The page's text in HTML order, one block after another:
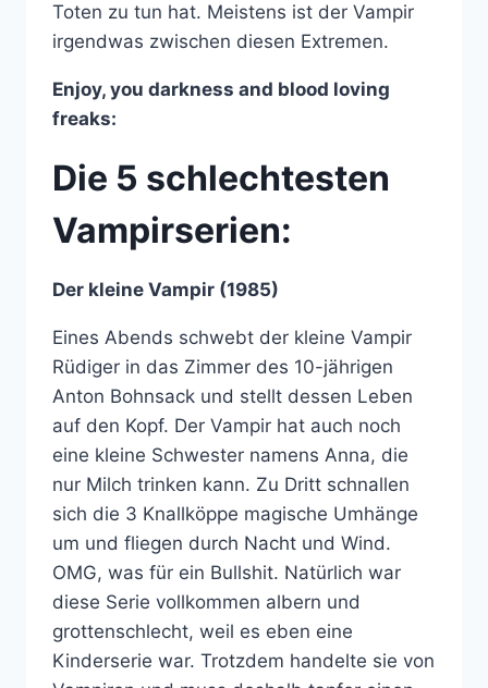
Toten zu tun hat. Meistens ist der Vampir
irgendwas zwischen diesen Extremen.
Enjoy, you darkness and blood loving
freaks:
Die 5 schlechtesten
Vampirserien:
Der kleine Vampir (1985)
Eines Abends schwebt der kleine Vampir
Rüdiger in das Zimmer des 10-jährigen
Anton Bohnsack und stellt dessen Leben
auf den Kopf. Der Vampir hat auch noch
eine kleine Schwester namens Anna, die
nur Milch trinken kann. Zu Dritt schnallen
sich die 3 Knallköppe magische Umhänge
um und fliegen durch Nacht und Wind.
OMG, was für ein Bullshit. Natürlich war
diese Serie vollkommen albern und
grottenschlecht, weil es eben eine
Kinderserie war. Trotzdem handelte sie von